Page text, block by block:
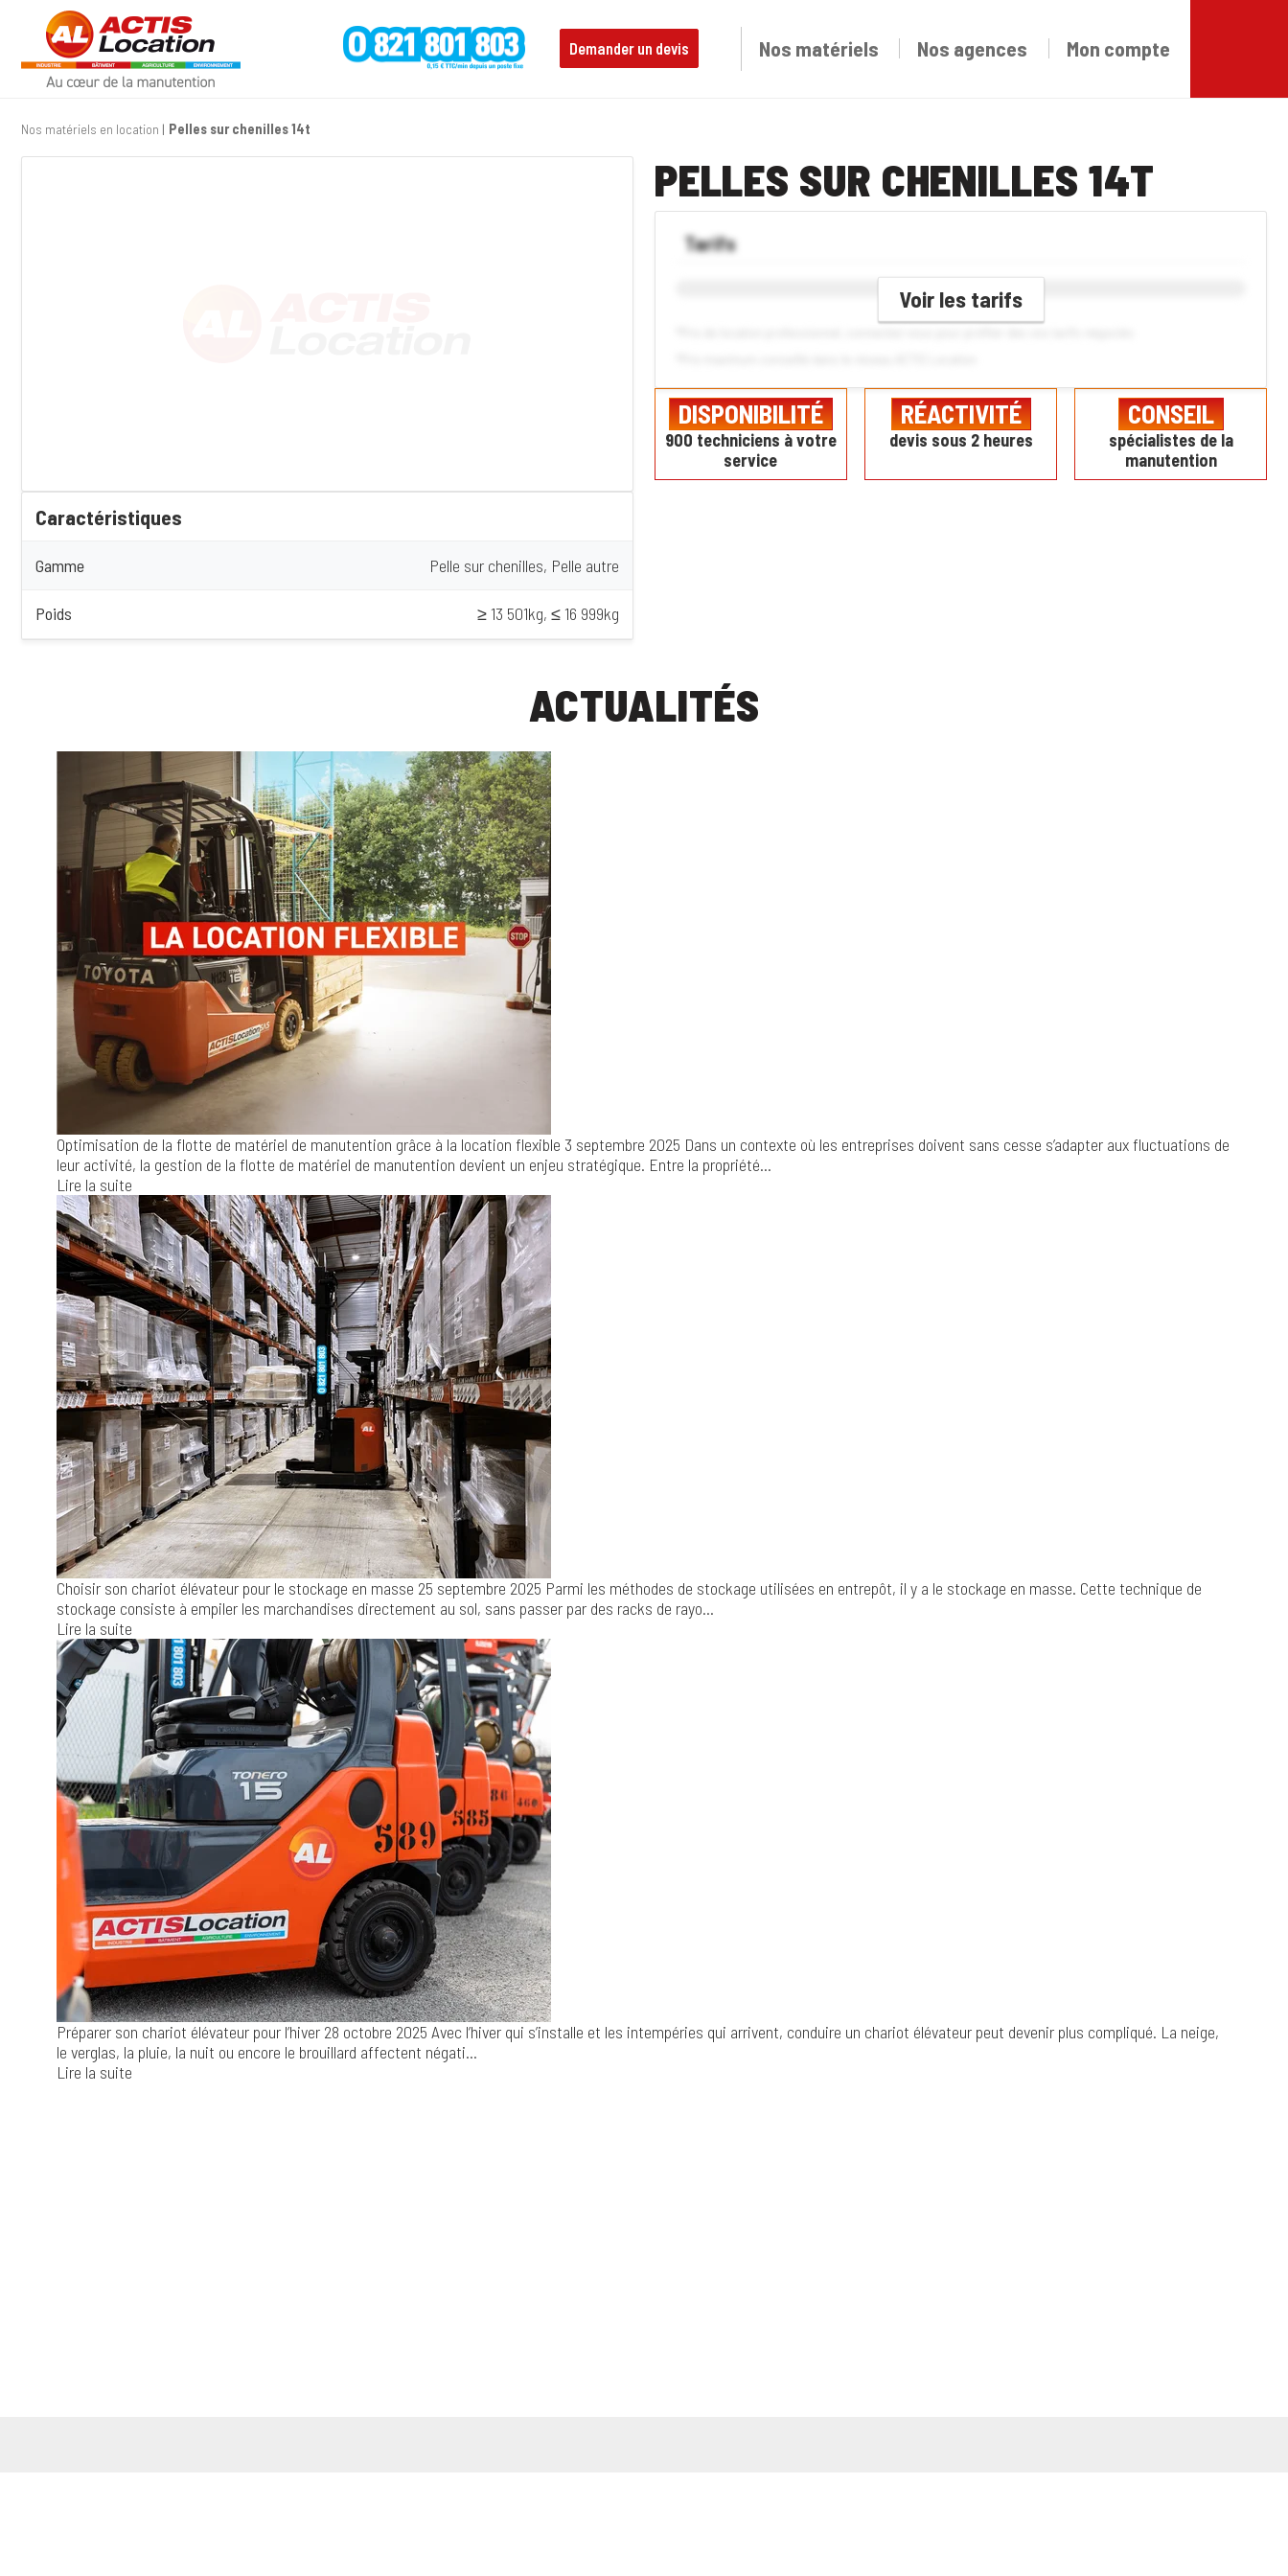
Demander un devis Nos agences
Nos matériels Mon compte
Nos matériels en location Pelles sur chenilles 14t
Caractéristiques
Gamme Pelle sur chenilles, Pelle autre
Poids ≥ 13 501kg, ≤ 16 999kg
PELLES SUR CHENILLES 14T
DISPONIBILITÉ
900 techniciens à votre
service
RÉACTIVITÉ
devis sous 2 heures
CONSEIL
spécialistes de la
manutention
Voir les tarifs
Tarifs
ACTUALITÉS
Optimisation de la flotte de matériel de manutention grâce à la location flexible 3 septembre 2025 Dans un contexte où les entreprises doivent sans cesse s’adapter aux fluctuations de
leur activité, la gestion de la flotte de matériel de manutention devient un enjeu stratégique. Entre la propriété...
Lire la suite
Choisir son chariot élévateur pour le stockage en masse 25 septembre 2025 Parmi les méthodes de stockage utilisées en entrepôt, il y a le stockage en masse. Cette technique de
stockage consiste à empiler les marchandises directement au sol, sans passer par des racks de rayo...
Lire la suite
Préparer son chariot élévateur pour l’hiver 28 octobre 2025 Avec l’hiver qui s’installe et les intempéries qui arrivent, conduire un chariot élévateur peut devenir plus compliqué. La neige,
le verglas, la pluie, la nuit ou encore le brouillard affectent négati...
Lire la suite